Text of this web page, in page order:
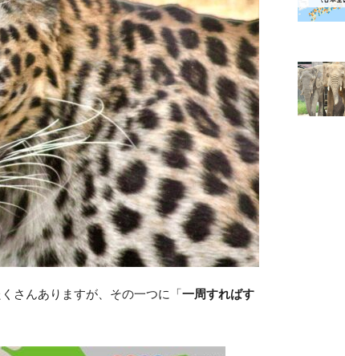
さんありますが、その一つに「一周すればす